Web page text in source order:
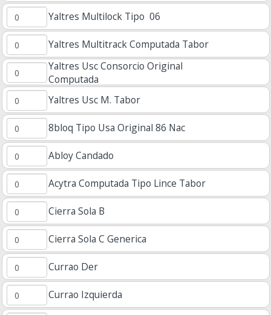
Yaltres Multilock Tipo 06
Yaltres Multitrack Computada Tabor
Yaltres Usc Consorcio Original
Computada
Yaltres Usc M. Tabor
8bloq Tipo Usa Original 86 Nac
Abloy Candado
Acytra Computada Tipo Lince Tabor
Cierra Sola B
Cierra Sola C Generica
Currao Der
Currao Izquierda